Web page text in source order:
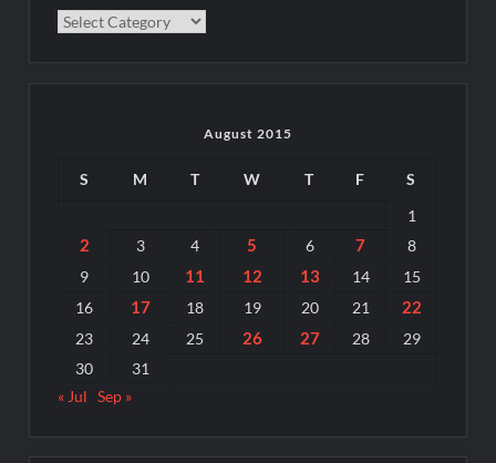
Categories
August 2015
S M T W T F
S
1
2 3 4 5 6 7
8
9
10 11 12 13 14
15
16
17 18 19 20 21 22
23 24 25 26 27 28
29
30
31
« Jul Sep »